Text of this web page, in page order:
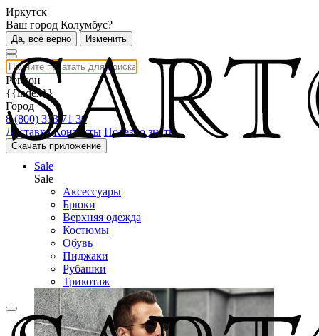
Иркутск
Ваш город Колумбус?
Да, всё верно Изменить
Регион
{{index}}
Город
8 (800) 333 71 30
Доставка Контакты Полезно знать
Скачать приложение
Sale
Sale
Аксессуары
Брюки
Верхняя одежда
Костюмы
Обувь
Пиджаки
Рубашки
Трикотаж